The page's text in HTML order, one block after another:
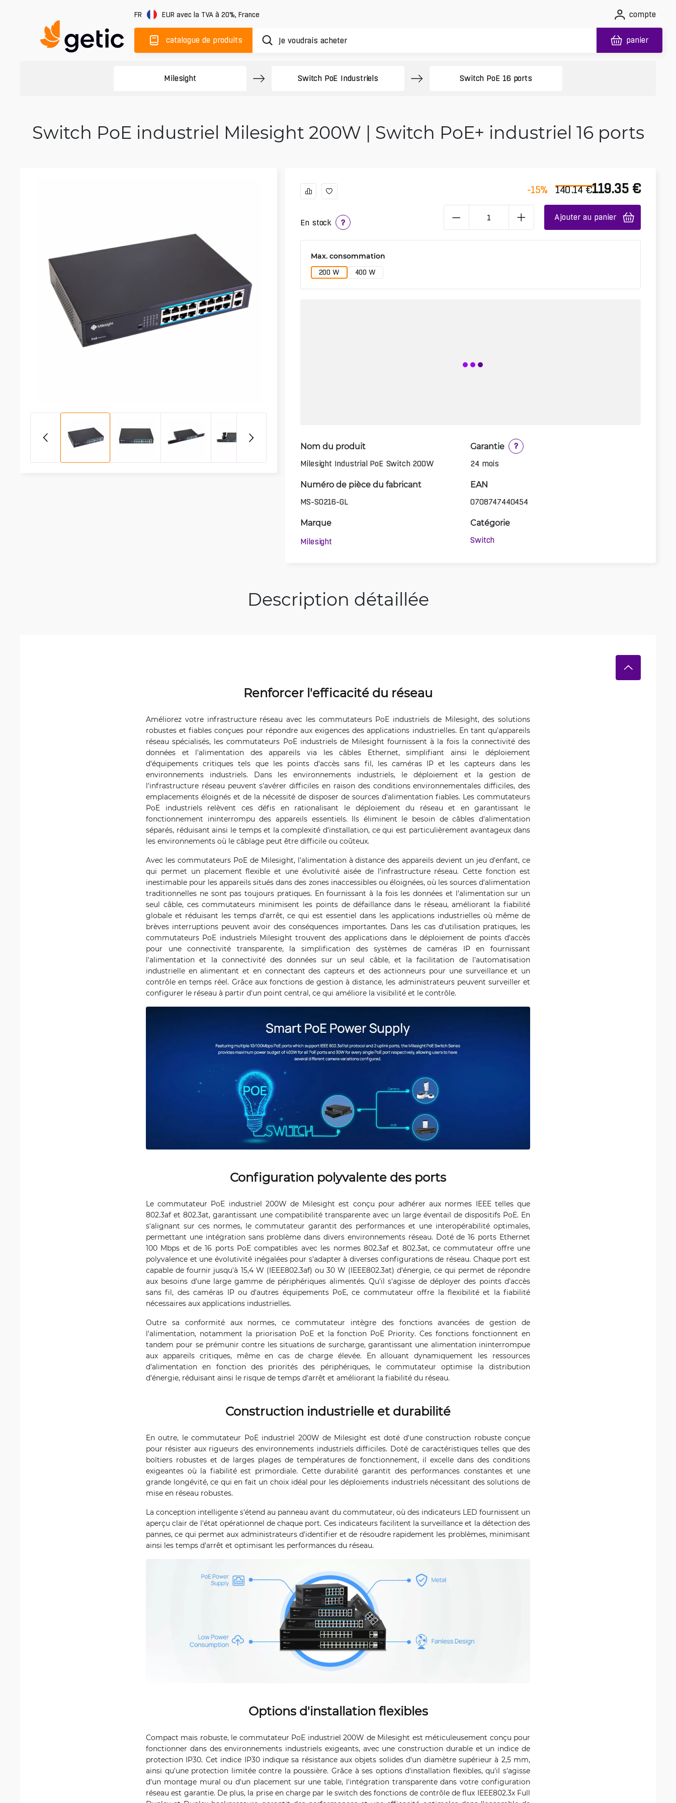
FR EUR avec la TVA à 20%, France compte
catalogue de produits panier
Milesight Switch PoE Industriels Switch PoE 16 ports
Switch PoE industriel Milesight 200W | Switch PoE+ industriel 16 ports
En stock ?
-15% 140.14 €119.35 €
Ajouter au panier
Max. consommation
200 W 400 W
Nom du produit
Milesight Industrial PoE Switch 200W
Garantie
?
24 mois
Numéro de pièce du fabricant
MS-S0216-GL
EAN
0708747440454
Marque
Milesight
Catégorie
Switch
Description détaillée
Renforcer l'efficacité du réseau
Améliorez votre infrastructure réseau avec les commutateurs PoE industriels de Milesight, des solutions
robustes et fiables conçues pour répondre aux exigences des applications industrielles. En tant qu'appareils
réseau spécialisés, les commutateurs PoE industriels de Milesight fournissent à la fois la connectivité des
données et l'alimentation des appareils via les câbles Ethernet, simplifiant ainsi le déploiement
d'équipements critiques tels que les points d'accès sans fil, les caméras IP et les capteurs dans les
environnements industriels. Dans les environnements industriels, le déploiement et la gestion de
l'infrastructure réseau peuvent s'avérer difficiles en raison des conditions environnementales difficiles, des
emplacements éloignés et de la nécessité de disposer de sources d'alimentation fiables. Les commutateurs
PoE industriels relèvent ces défis en rationalisant le déploiement du réseau et en garantissant le
fonctionnement ininterrompu des appareils essentiels. Ils éliminent le besoin de câbles d'alimentation
séparés, réduisant ainsi le temps et la complexité d'installation, ce qui est particulièrement avantageux dans
les environnements où le câblage peut être difficile ou coûteux.
Avec les commutateurs PoE de Milesight, l'alimentation à distance des appareils devient un jeu d'enfant, ce
qui permet un placement flexible et une évolutivité aisée de l'infrastructure réseau. Cette fonction est
inestimable pour les appareils situés dans des zones inaccessibles ou éloignées, où les sources d'alimentation
traditionnelles ne sont pas toujours pratiques. En fournissant à la fois les données et l'alimentation sur un
seul câble, ces commutateurs minimisent les points de défaillance dans le réseau, améliorant la fiabilité
globale et réduisant les temps d'arrêt, ce qui est essentiel dans les applications industrielles où même de
brèves interruptions peuvent avoir des conséquences importantes. Dans les cas d'utilisation pratiques, les
commutateurs PoE industriels Milesight trouvent des applications dans le déploiement de points d'accès
pour une connectivité transparente, la simplification des systèmes de caméras IP en fournissant
l'alimentation et la connectivité des données sur un seul câble, et la facilitation de l'automatisation
industrielle en alimentant et en connectant des capteurs et des actionneurs pour une surveillance et un
contrôle en temps réel. Grâce aux fonctions de gestion à distance, les administrateurs peuvent surveiller et
configurer le réseau à partir d'un point central, ce qui améliore la visibilité et le contrôle.
Configuration polyvalente des ports
Le commutateur PoE industriel 200W de Milesight est conçu pour adhérer aux normes IEEE telles que
802.3af et 802.3at, garantissant une compatibilité transparente avec un large éventail de dispositifs PoE. En
s'alignant sur ces normes, le commutateur garantit des performances et une interopérabilité optimales,
permettant une intégration sans problème dans divers environnements réseau. Doté de 16 ports Ethernet
100 Mbps et de 16 ports PoE compatibles avec les normes 802.3af et 802.3at, ce commutateur offre une
polyvalence et une évolutivité inégalées pour s'adapter à diverses configurations de réseau. Chaque port est
capable de fournir jusqu'à 15,4 W (IEEE802.3af) ou 30 W (IEEE802.3at) d'énergie, ce qui permet de répondre
aux besoins d'une large gamme de périphériques alimentés. Qu'il s'agisse de déployer des points d'accès
sans fil, des caméras IP ou d'autres équipements PoE, ce commutateur offre la flexibilité et la fiabilité
nécessaires aux applications industrielles.
Outre sa conformité aux normes, ce commutateur intègre des fonctions avancées de gestion de
l'alimentation, notamment la priorisation PoE et la fonction PoE Priority. Ces fonctions fonctionnent en
tandem pour se prémunir contre les situations de surcharge, garantissant une alimentation ininterrompue
aux appareils critiques, même en cas de charge élevée. En allouant dynamiquement les ressources
d'alimentation en fonction des priorités des périphériques, le commutateur optimise la distribution
d'énergie, réduisant ainsi le risque de temps d'arrêt et améliorant la fiabilité du réseau.
Construction industrielle et durabilité
En outre, le commutateur PoE industriel 200W de Milesight est doté d'une construction robuste conçue
pour résister aux rigueurs des environnements industriels difficiles. Doté de caractéristiques telles que des
boîtiers robustes et de larges plages de températures de fonctionnement, il excelle dans des conditions
exigeantes où la fiabilité est primordiale. Cette durabilité garantit des performances constantes et une
grande longévité, ce qui en fait un choix idéal pour les déploiements industriels nécessitant des solutions de
mise en réseau robustes.
La conception intelligente s'étend au panneau avant du commutateur, où des indicateurs LED fournissent un
aperçu clair de l'état opérationnel de chaque port. Ces indicateurs facilitent la surveillance et la détection des
pannes, ce qui permet aux administrateurs d'identifier et de résoudre rapidement les problèmes, minimisant
ainsi les temps d'arrêt et optimisant les performances du réseau.
Options d'installation flexibles
Compact mais robuste, le commutateur PoE industriel 200W de Milesight est méticuleusement conçu pour
fonctionner dans des environnements industriels exigeants, avec une construction durable et un indice de
protection IP30. Cet indice IP30 indique sa résistance aux objets solides d'un diamètre supérieur à 2,5 mm,
ainsi qu'une protection limitée contre la poussière. Grâce à ses options d'installation flexibles, qu'il s'agisse
d'un montage mural ou d'un placement sur une table, l'intégration transparente dans votre configuration
réseau est garantie. De plus, la prise en charge par le switch des fonctions de contrôle de flux IEEE802.3x Full